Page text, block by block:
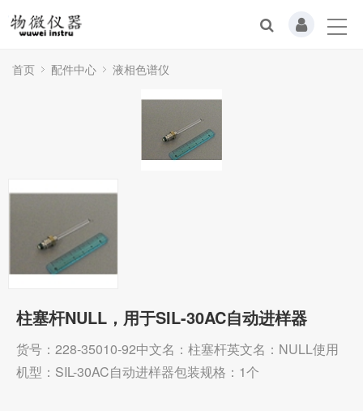
首页 配件中心 液相色谱仪
柱塞杆NULL，用于SIL-30AC自动进样器
货号：228-35010-92中文名：柱塞杆英文名：NULL使用
机型：SIL-30AC自动进样器包装规格：1个